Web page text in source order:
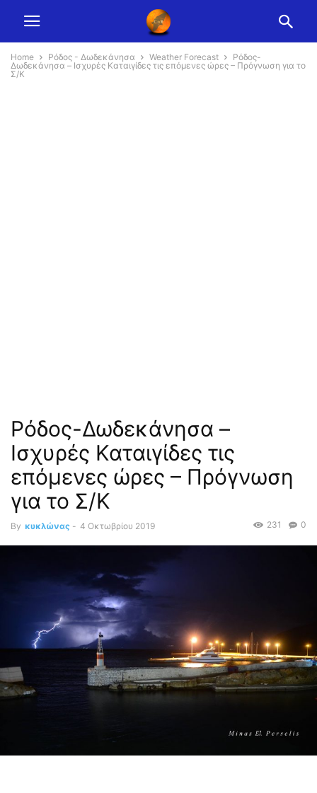
Home Ρόδος - Δωδεκάνησα Weather Forecast
Ρόδος-
Δωδεκάνησα – Ισχυρές Καταιγίδες τις επόμενες ώρες – Πρόγνωση για το
Σ/Κ
Ρόδος-Δωδεκάνησα –
Ισχυρές Καταιγίδες τις
επόμενες ώρες – Πρόγνωση
για το Σ/Κ
By κυκλώνας - 4 Οκτωβρίου 2019 0
231